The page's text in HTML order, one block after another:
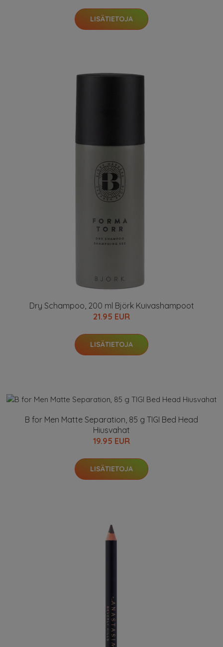
LISÄTIETOJA
Dry Schampoo, 200 ml Björk Kuivashampoot
21.95 EUR
LISÄTIETOJA
B for Men Matte Separation, 85 g TIGI Bed Head
Hiusvahat
19.95 EUR
LISÄTIETOJA